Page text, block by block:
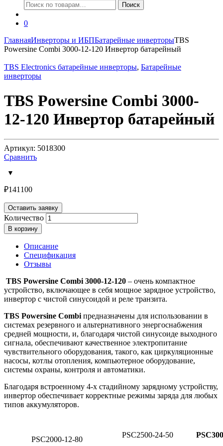
Искать:
Поиск
0
ГлавнаяИнверторы и ИБПБатарейные инверторыTBS
Powersine Combi 3000-12-120 Инвертор батарейный
TBS Electronics батарейные инверторы, Батарейные
инверторы
TBS Powersine Combi 3000-
12-120 Инвертор батарейный
Артикул: 5018300
Сравнить
₽141100
Оставить заявку
Количество
В корзину
Описание
Спецификация
Отзывы
TBS Powersine Combi 3000-12-120 – очень компактное
устройство, включающее в себя мощное зарядное устройство,
инвертор с чистой синусоидой и реле транзита.
TBS Powersine Combi предназначены для использовании в
системах резервного и альтернативного энергоснабжения
средней мощности, и, благодаря чистой синусоиде выходного
сигнала, обеспечивают качественное электропитание
чувствительного оборудования, такого, как циркуляционные
насосы, котлы отопления, компьютерное оборудование,
системы охраны, контроля и автоматики.
Благодаря встроенному 4-х стадийному зарядному устройству,
инвертор обеспечивает корректные режимы заряда для любых
типов аккумуляторов.
PSC2000-12-80
PSC2500-24-50